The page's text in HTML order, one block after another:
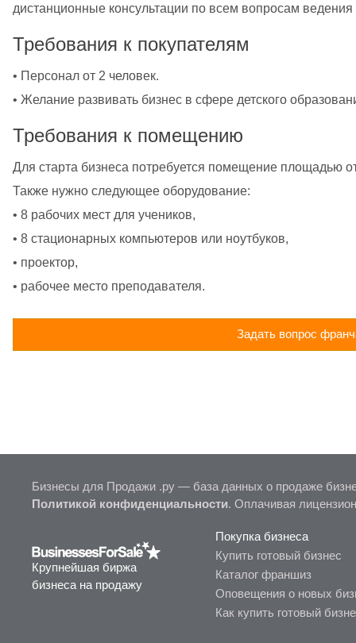
дистанционные консультации по всем вопросам ведения
Требования к покупателям
• Персонал от 2 человек.
• Желание развивать бизнес в сфере детского
Требования к помещению
Для старта бизнеса потребуется помещение площадью
Также нужно следующее оборудование:
• 8 рабочих мест для учеников,
• 8 стационарных компьютеров или ноутбуков,
• проектор,
• рабочее место преподавателя.
Задать вопрос
Бизнесы для Продажи .ру — база данных о продаже
Политикой конфиденциальности. Оплачивая
Крупнейшая биржа
бизнеса на продажу
Покупка бизнеса
Купить готовый бизнес
Каталог франшиз
Оповещения о новых
Как купить готовый